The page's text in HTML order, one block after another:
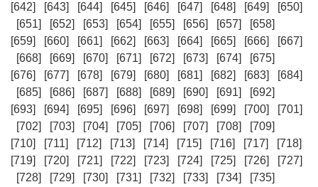
[642]
[643] [644] [645] [646] [647] [648] [649]
[650]
[651]
[652] [653] [654] [655] [656] [657]
[658]
[659]
[660] [661] [662] [663] [664] [665] [666]
[667]
[668]
[669] [670] [671] [672] [673] [674]
[675]
[676]
[677] [678] [679] [680] [681] [682] [683]
[684]
[685]
[686] [687] [688] [689] [690] [691]
[692]
[693]
[694] [695] [696] [697] [698] [699] [700]
[701]
[702]
[703] [704] [705] [706] [707] [708]
[709]
[710]
[711] [712] [713] [714] [715] [716] [717]
[718]
[719]
[720] [721] [722] [723] [724] [725] [726]
[727]
[728]
[729] [730] [731] [732] [733] [734]
[735]